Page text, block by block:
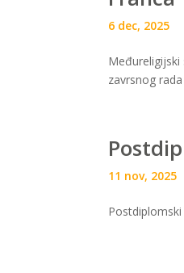
6 dec, 2025
zavrsnog
11 nov, 2025